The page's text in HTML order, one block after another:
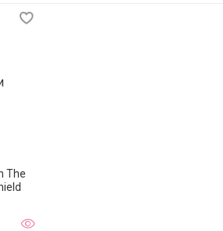
The